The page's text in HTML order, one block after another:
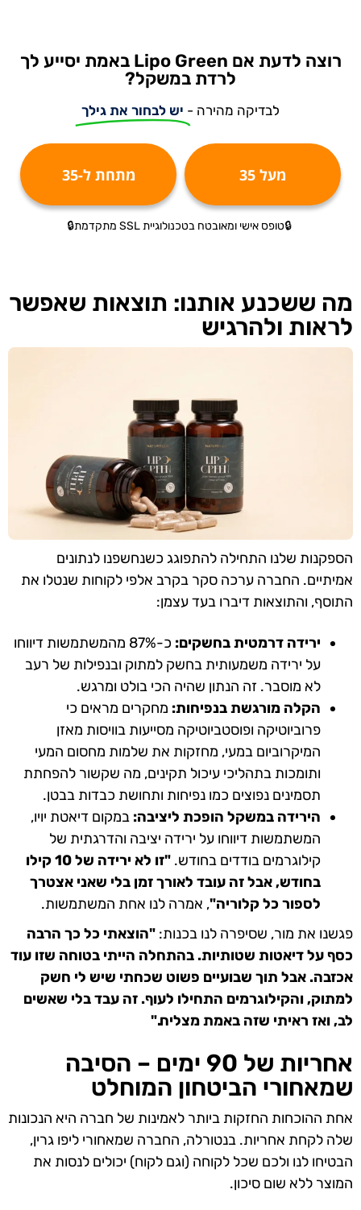
רוצה לדעת אם Lipo Green באמת יסייע לך
לרדת במשקל?
לבדיקה מהירה - יש לבחור את גילך
מעל 35 מתחת ל-35
🔒טופס אישי ומאובטח בטכנולוגיית SSL מתקדמת🔒
מה ששכנע אותנו: תוצאות שאפשר
לראות ולהרגיש
הספקנות שלנו התחילה להתפוגג כשנחשפנו לנתונים
אמיתיים. החברה ערכה סקר בקרב אלפי לקוחות שנטלו את
התוסף, והתוצאות דיברו בעד עצמן:
ירידה דרמטית בחשקים:
כ-87% מהמשתמשות דיווחו
על ירידה משמעותית בחשק למתוק ובנפילות של רעב
לא מוסבר. זה הנתון שהיה הכי בולט ומרגש.
הקלה מורגשת בנפיחות: מחקרים מראים כי
פרוביוטיקה ופוסטביוטיקה מסייעות בוויסות מאזן
המיקרוביום במעי, מחזקות את שלמות מחסום המעי
ותומכות בתהליכי עיכול תקינים, מה שקשור להפחתת
תסמינים נפוצים כמו נפיחות ותחושת כבדות בבטן.
הירידה במשקל הופכת ליציבה: במקום דיאטת יויו,
המשתמשות דיווחו על ירידה יציבה והדרגתית של
קילוגרמים בודדים בחודש.
"זו לא ירידה של 10 קילו
בחודש, אבל זה עובד לאורך זמן בלי שאני אצטרך
לספור כל קלוריה", אמרה לנו אחת המשתמשות.
פגשנו את מור, שסיפרה לנו בכנות: "הוצאתי כל כך הרבה
כסף על דיאטות שטותיות. בהתחלה הייתי בטוחה שזו עוד
אכזבה. אבל תוך שבועיים פשוט שכחתי שיש לי חשק
למתוק, והקילוגרמים התחילו לעוף. זה עבד בלי שאשים
לב, ואז ראיתי שזה באמת מצליח."
אחריות של 90 ימים – הסיבה
שמאחורי הביטחון המוחלט
אחת ההוכחות החזקות ביותר לאמינות של חברה היא הנכונות
שלה לקחת אחריות. בנטורלה, החברה שמאחורי ליפו גרין,
הבטיחו לנו ולכם שכל לקוחה (וגם לקוח) יכולים לנסות את
המוצר ללא שום סיכון.